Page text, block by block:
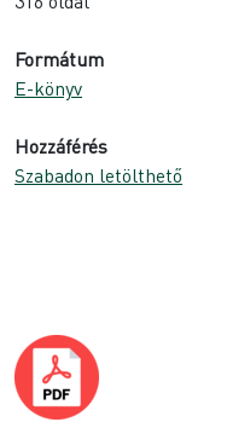
Formátum
E-könyv
Hozzáférés
Szabadon letölthető